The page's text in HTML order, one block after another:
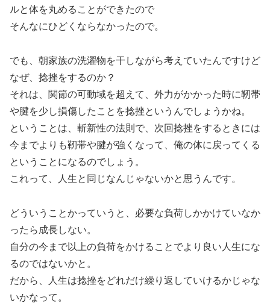
ルと体を丸めることができたので
そんなにひどくならなかったので。
でも、朝家族の洗濯物を干しながら考えていたんですけど
なぜ、捻挫をするのか？
それは、関節の可動域を超えて、外力がかかった時に靭帯
や腱を少し損傷したことを捻挫というんでしょうかね。
ということは、斬新性の法則で、次回捻挫をするときには
今までよりも靭帯や腱が強くなって、俺の体に戻ってくる
ということになるのでしょう。
これって、人生と同じなんじゃないかと思うんです。
どういうことかっていうと、必要な負荷しかかけていなか
ったら成長しない。
自分の今まで以上の負荷をかけることでより良い人生にな
るのではないかと。
だから、人生は捻挫をどれだけ繰り返していけるかじゃな
いかなって。